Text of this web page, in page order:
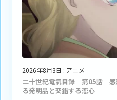
2026年8月3日 : アニメ
二十世紀電氣目録 第05話 感
る発明品と交錯する恋心